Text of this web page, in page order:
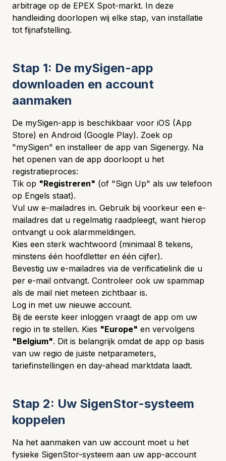
arbitrage op de EPEX Spot-markt. In deze
handleiding doorlopen wij elke stap, van installatie
tot fijnafstelling.
Stap 1: De mySigen-app
downloaden en account
aanmaken
De mySigen-app is beschikbaar voor iOS (App
Store) en Android (Google Play). Zoek op
"mySigen" en installeer de app van Sigenergy. Na
het openen van de app doorloopt u het
registratieproces:
Tik op "Registreren" (of "Sign Up" als uw telefoon
op Engels staat).
Vul uw e-mailadres in. Gebruik bij voorkeur een e-
mailadres dat u regelmatig raadpleegt, want hierop
ontvangt u ook alarmmeldingen.
Kies een sterk wachtwoord (minimaal 8 tekens,
minstens één hoofdletter en één cijfer).
Bevestig uw e-mailadres via de verificatielink die u
per e-mail ontvangt. Controleer ook uw spammap
als de mail niet meteen zichtbaar is.
Log in met uw nieuwe account.
Bij de eerste keer inloggen vraagt de app om uw
regio in te stellen. Kies "Europe" en vervolgens
"Belgium". Dit is belangrijk omdat de app op basis
van uw regio de juiste netparameters,
tariefinstellingen en day-ahead marktdata laadt.
Stap 2: Uw SigenStor-systeem
koppelen
Na het aanmaken van uw account moet u het
fysieke SigenStor-systeem aan uw app-account